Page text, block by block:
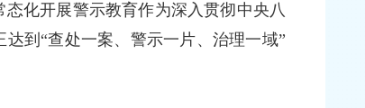
化开展警示教育作为深入贯彻中央八
到“查处一案、警示一片、治理一域”